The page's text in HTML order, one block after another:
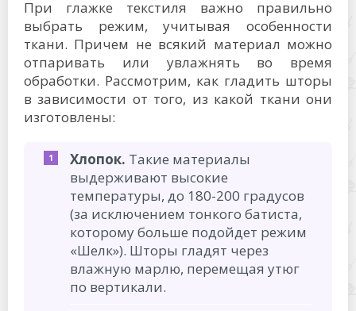
При глажке текстиля важно правильно
выбрать режим, учитывая особенности
ткани. Причем не всякий материал можно
отпаривать или увлажнять во время
обработки. Рассмотрим, как гладить шторы
в зависимости от того, из какой ткани они
изготовлены:
Хлопок. Такие материалы
выдерживают высокие
температуры, до 180-200 градусов
(за исключением тонкого батиста,
которому больше подойдет режим
«Шелк»). Шторы гладят через
влажную марлю, перемещая утюг
по вертикали.